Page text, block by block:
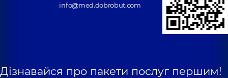
info@med.dobrobut.com
Дізнавайся про пакети послуг першим!